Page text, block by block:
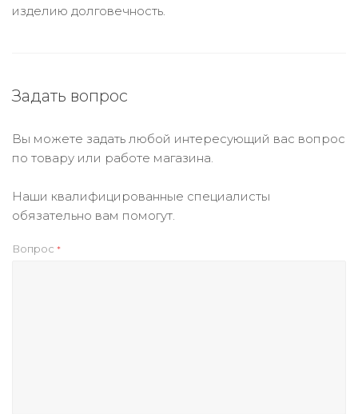
изделию долговечность.
Задать вопрос
Вы можете задать любой интересующий вас вопрос
по товару или работе магазина.
Наши квалифицированные специалисты
обязательно вам помогут.
Вопрос *